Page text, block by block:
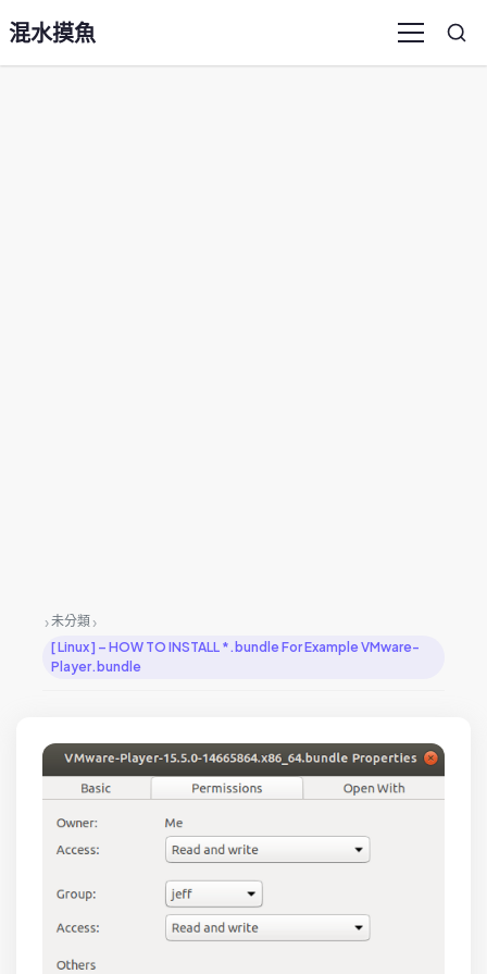
混水摸魚 Menu
›未分類 ›
[ Linux ] – HOW TO INSTALL *.bundle For Example VMware-
Player.bundle